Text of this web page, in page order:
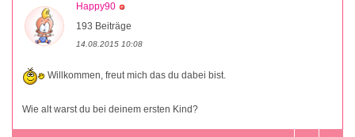
Happy90
193 Beiträge
14.08.2015 10:08
Willkommen, freut mich das du dabei bist.
Wie alt warst du bei deinem ersten Kind?